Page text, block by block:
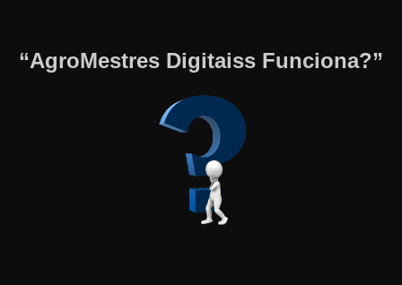
“AgroMestres Digitaiss Funciona?”